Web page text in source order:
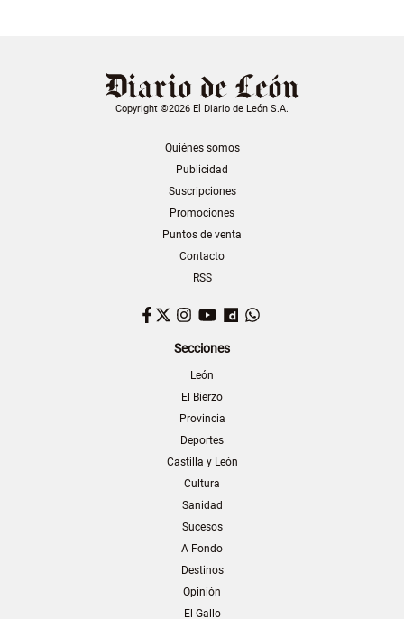
Copyright ©2026 El Diario de León S.A.
Quiénes somos
Publicidad
Suscripciones
Promociones
Puntos de venta
Contacto
RSS
Facebook
TwitterInstagram
YouTubeDailymotion
Secciones
León
El Bierzo
Provincia
Deportes
Castilla y León
Cultura
Sanidad
Sucesos
A Fondo
Destinos
Opinión
El Gallo